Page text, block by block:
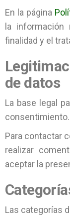
En la página
la información
finalidad y el
de datos
La base legal
consentimiento.
Para contactar
realizar
aceptar la
Las categorías